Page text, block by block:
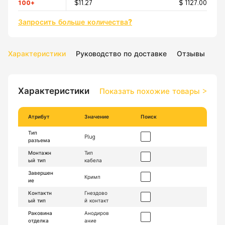
100+ $11.27 $ 1127.00
Запросить больше количества?
Характеристики Руководство по доставке Отзывы
Характеристики Показать похожие товары >
Атрибут Значение Поиск
Тип
разъема
Plug
Монтажн
ый тип
Тип
кабела
Завершен
ие
Кримп
Контактн
ый тип
Гнездово
й контакт
Раковина
отделка
Анодиров
ание